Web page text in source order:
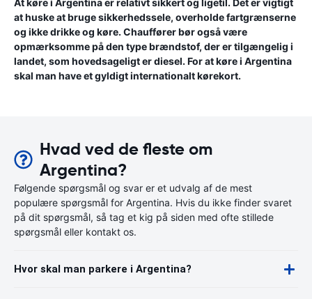
At køre i Argentina er relativt sikkert og ligetil. Det er vigtigt
at huske at bruge sikkerhedssele, overholde fartgrænserne
og ikke drikke og køre. Chauffører bør også være
opmærksomme på den type brændstof, der er tilgængelig i
landet, som hovedsageligt er diesel. For at køre i Argentina
skal man have et gyldigt internationalt kørekort.
Hvad ved de fleste om
Argentina?
Følgende spørgsmål og svar er et udvalg af de mest
populære spørgsmål for Argentina. Hvis du ikke finder svaret
på dit spørgsmål, så tag et kig på siden med ofte stillede
spørgsmål eller kontakt os.
Hvor skal man parkere i Argentina?